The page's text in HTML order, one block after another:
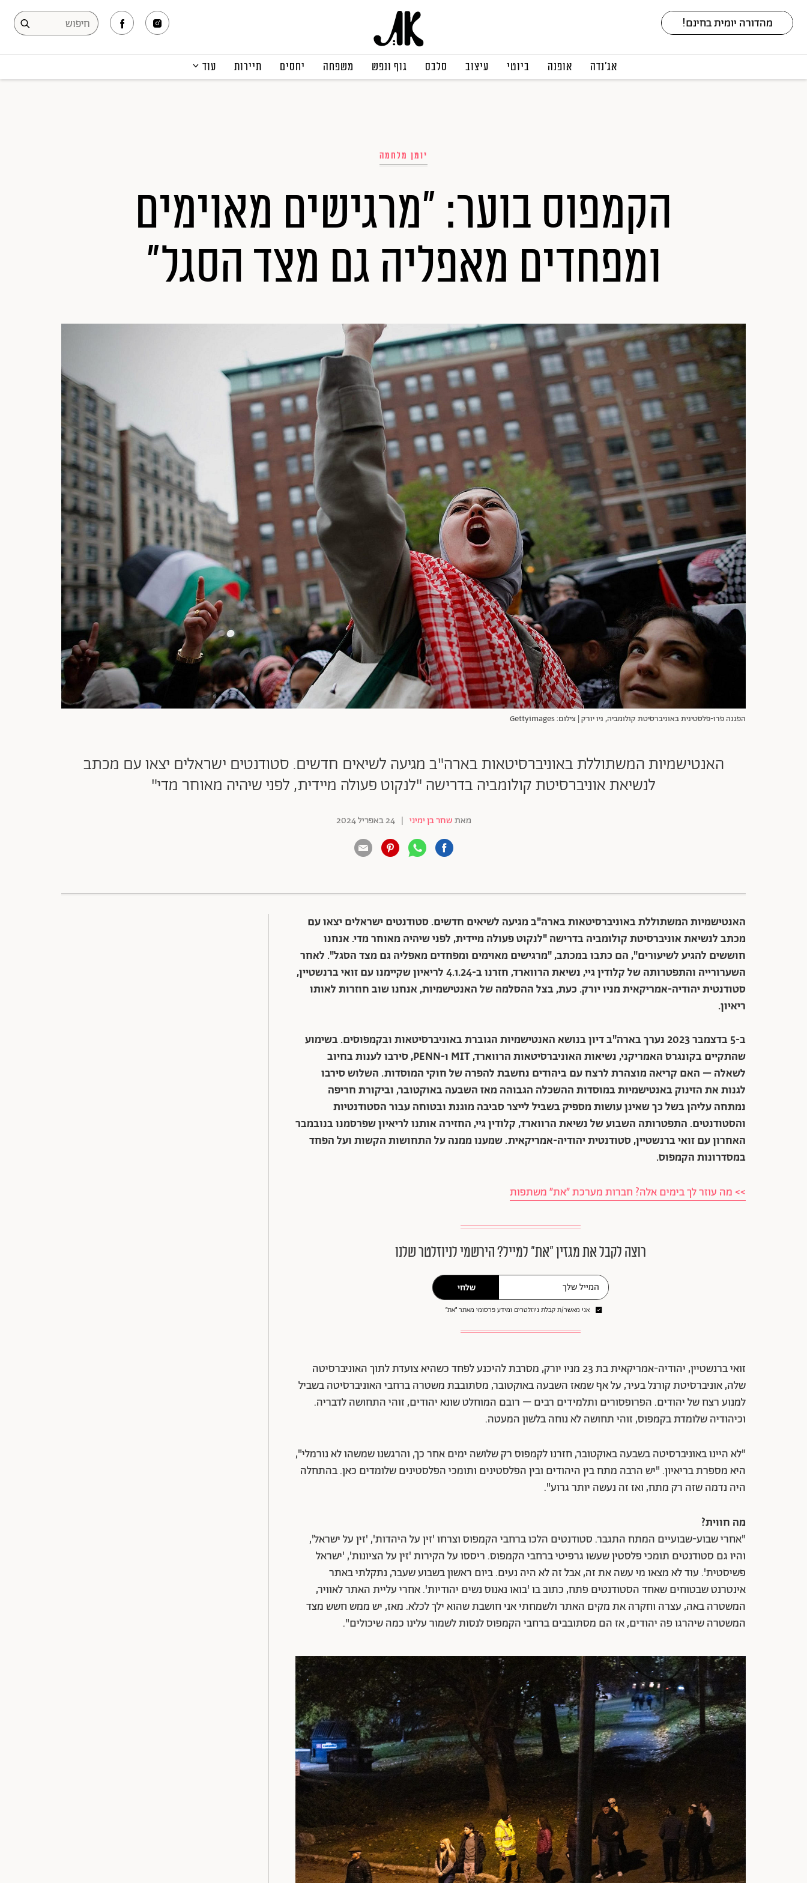
אג׳נדה אופנה ביוטי עיצוב סלבס גוף ונפש משפחה יחסים תיירות עוד
יומן מלחמה
הקמפוס בוער: "מרגישים מאוימים
ומפחדים מאפליה גם מצד הסגל"
הפגנה פרו-פלסטינית באוניברסיטת קולומביה, ניו יורק | צילום: Gettyimages
האנטישמיות המשתוללת באוניברסיטאות בארה"ב מגיעה לשיאים חדשים. סטודנטים ישראלים יצאו עם מכתב
לנשיאת אוניברסיטת קולומביה בדרישה "לנקוט פעולה מיידית, לפני שיהיה מאוחר מדי"
מאתשחר בן ימיני | 24 באפריל 2024
האנטישמיות המשתוללת באוניברסיטאות בארה"ב מגיעה לשיאים חדשים. סטודנטים ישראלים יצאו עם
מכתב לנשיאת אוניברסיטת קולומביה בדרישה "לנקוט פעולה מיידית, לפני שיהיה מאוחר מדי. אנחנו
חוששים להגיע לשיעורים", הם כתבו במכתב, "מרגישים מאוימים ומפחדים מאפליה גם מצד הסגל". לאחר
השערורייה והתפטרותה של קלודין גיי, נשיאת הרווארד, חזרנו ב-4.1.24 לריאיון
שקיימנו עם זואי ברנשטיין,
סטודנטית יהודיה-אמריקאית מניו יורק. כעת, בצל ההסלמה של האנטישמיות, אנחנו שוב חוזרות לאותו
ריאיון.
ב-5 בדצמבר 2023 נערך בארה"ב דיון בנושא האנטישמיות הגוברת באוניברסיטאות ובקמפוסים. בשימוע
שהתקיים בקונגרס האמריקני, נשיאות האוניברסיטאות הרווארד, MIT ו-PENN, סירבו לענות בחיוב
לשאלה – האם קריאה מוצהרת לרצח עם ביהודים נחשבת להפרה של חוקי המוסדות. השלוש סירבו
לגנות את הזינוק באנטישמיות במוסדות ההשכלה הגבוהה מאז השבעה באוקטובר, וביקורת חריפה
נמתחה עליהן בשל כך שאינן עושות מספיק בשביל לייצר סביבה מוגנת ובטוחה עבור הסטודנטיות
והסטודנטים. התפטרותה השבוע של נשיאת הרווארד, קלודין גיי, החזירה אותנו לריאיון שפרסמנו בנובמבר
האחרון עם זואי ברנשטיין, סטודנטית יהודיה-אמריקאית. שמענו ממנה על התחושות הקשות ועל הפחד
במסדרונות הקמפוס.
>> מה עוזר לך בימים אלה? חברות מערכת ״את״ משתפות
רוצה לקבל את מגזין ״את״ למייל? הירשמי לניוזלטר שלנו
שלחי
אני מאשר/ת קבלת ניוזלטרים ומידע פרסומי מאתר ״את״
זואי ברנשטיין, יהודיה-אמריקאית בת 23 מניו יורק, מסרבת להיכנע לפחד כשהיא צועדת לתוך האוניברסיטה
שלה, אוניברסיטת קורנל בעיר, על אף שמאז השבעה באוקטובר, מסתובבת משטרה ברחבי האוניברסיטה בשביל
למנוע רצח של יהודים. הפרופסורים ותלמידים רבים – רובם המוחלט שונא יהודים, זוהי התחושה לדבריה.
וכיהודיה שלומדת בקמפוס, זוהי תחושה לא נוחה בלשון המעטה.
"לא היינו באוניברסיטה בשבעה באוקטובר, חזרנו לקמפוס רק שלושה ימים אחר כך, והרגשנו שמשהו לא נורמלי",
היא מספרת בריאיון. "יש הרבה מתח בין היהודים ובין הפלסטינים ותומכי הפלסטינים שלומדים כאן. בהתחלה
היה נדמה שזה רק מתח, ואז זה נעשה יותר גרוע".
מה חווית?
"אחרי שבוע-שבועיים המתח התגבר. סטודנטים הלכו ברחבי הקמפוס וצרחו 'זין על היהדות', 'זין על ישראל',
והיו גם סטודנטים תומכי פלסטין שעשו גרפיטי ברחבי הקמפוס. ריססו על הקירות 'זין על הציונות', 'ישראל
פשיסטית'. עוד לא מצאו מי עשה את זה, אבל זה לא היה נעים. ביום ראשון בשבוע שעבר, נתקלתי באתר
אינטרנט שבטוחים שאחד הסטודנטים פתח, כתוב בו 'בואו נאנוס נשים יהודיות'. אחרי עליית האתר לאוויר,
המשטרה באה, עצרה וחקרה את מקים האתר ולשמחתי אני חושבת שהוא ילך לכלא. מאז, יש ממש חשש מצד
המשטרה שיהרגו פה יהודים, אז הם מסתובבים ברחבי הקמפוס לנסות לשמור עלינו כמה שיכולים".